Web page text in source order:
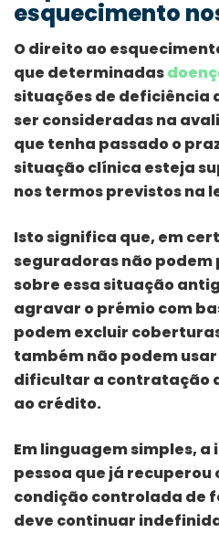
esquecimento
O direito ao
que determinadas
situações de deficiência
ser consideradas na
que tenha passado o
situação clínica esteja
nos termos previstos na
Isto significa que, em
seguradoras não
sobre essa situação
agravar o prémio com
podem excluir
também não podem
dificultar a contratação
ao crédito.
Em linguagem simples, a
pessoa que já recuperou
condição controlada de
deve continuar